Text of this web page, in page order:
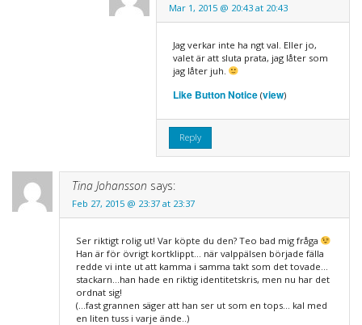
Mar 1, 2015 @ 20:43 at 20:43
Jag verkar inte ha ngt val. Eller jo,
valet är att sluta prata, jag låter som
jag låter juh.
Like Button Notice(view)
Reply
Tina Johansson says:
Feb 27, 2015 @ 23:37 at 23:37
Ser riktigt rolig ut! Var köpte du den? Teo bad mig fråga
Han är för övrigt kortklippt… när valppälsen började fälla
redde vi inte ut att kamma i samma takt som det tovade…
stackarn…han hade en riktig identitetskris, men nu har det
ordnat sig!
(…fast grannen säger att han ser ut som en tops… kal med
en liten tuss i varje ände..)